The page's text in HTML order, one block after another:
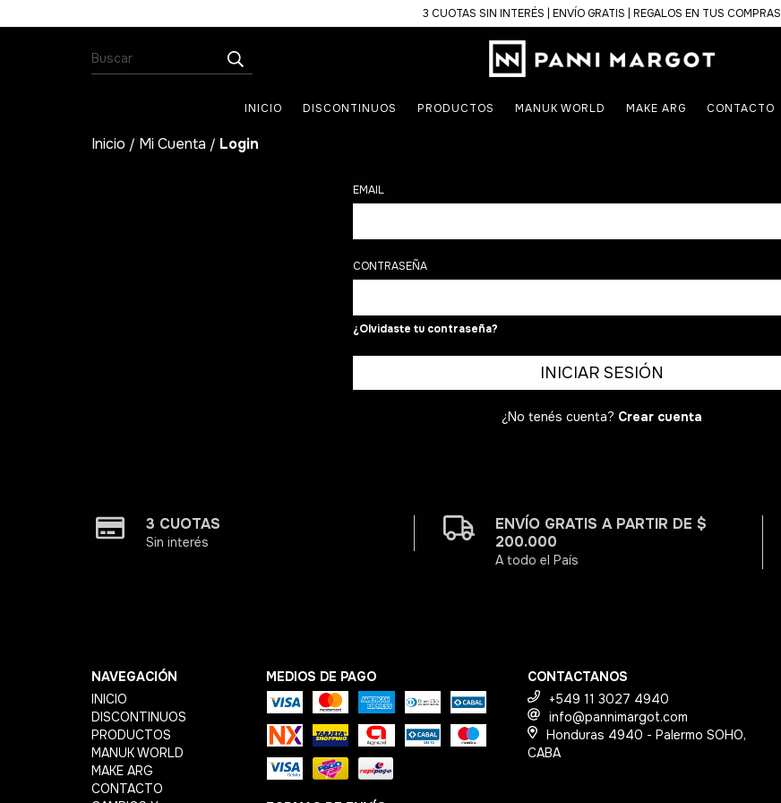
3 CUOTAS SIN INTERÉS | ENVÍO GRATIS | REGALOS EN TUS COMPRAS
INICIO DISCONTINUOS PRODUCTOS MANUK WORLD MAKE ARG CONTACTO
Inicio / Mi Cuenta / Login
EMAIL
CONTRASEÑA
¿Olvidaste tu contraseña?
¿No tenés cuenta? Crear cuenta
3 CUOTAS
Sin interés
ENVÍO GRATIS A PARTIR DE $
200.000
A todo el País
NAVEGACIÓN
INICIO
DISCONTINUOS
PRODUCTOS
MANUK WORLD
MAKE ARG
CONTACTO
MEDIOS DE PAGO
CONTACTANOS
+549 11 3027 4940
info@pannimargot.com
Honduras 4940 - Palermo SOHO,
CABA